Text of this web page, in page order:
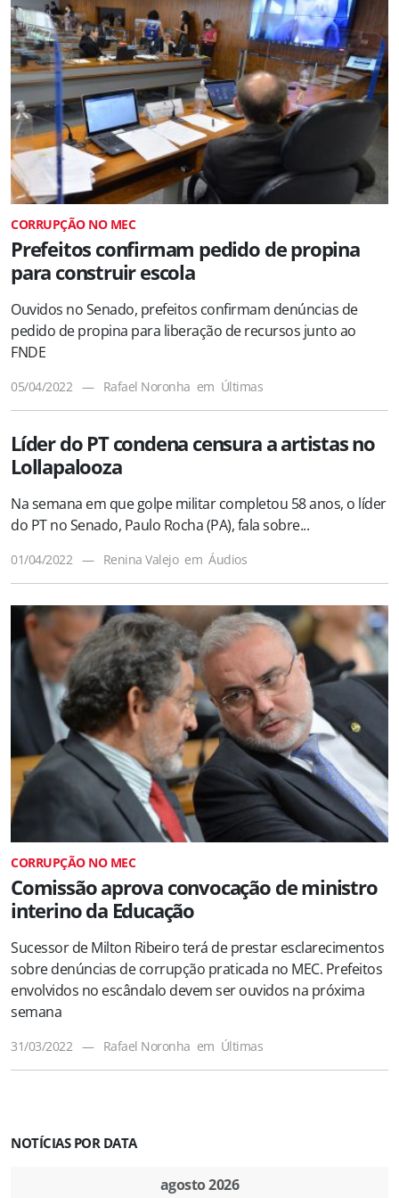
CORRUPÇÃO NO MEC
Prefeitos confirmam pedido de propina
para construir escola
Ouvidos no Senado, prefeitos confirmam denúncias de
pedido de propina para liberação de recursos junto ao
FNDE
05/04/2022 — Rafael Noronha em Últimas
Líder do PT condena censura a artistas no
Lollapalooza
Na semana em que golpe militar completou 58 anos, o líder
do PT no Senado, Paulo Rocha (PA), fala sobre...
01/04/2022 — Renina Valejo em Áudios
CORRUPÇÃO NO MEC
Comissão aprova convocação de ministro
interino da Educação
Sucessor de Milton Ribeiro terá de prestar esclarecimentos
sobre denúncias de corrupção praticada no MEC. Prefeitos
envolvidos no escândalo devem ser ouvidos na próxima
semana
31/03/2022 — Rafael Noronha em Últimas
NOTÍCIAS POR DATA
agosto 2026